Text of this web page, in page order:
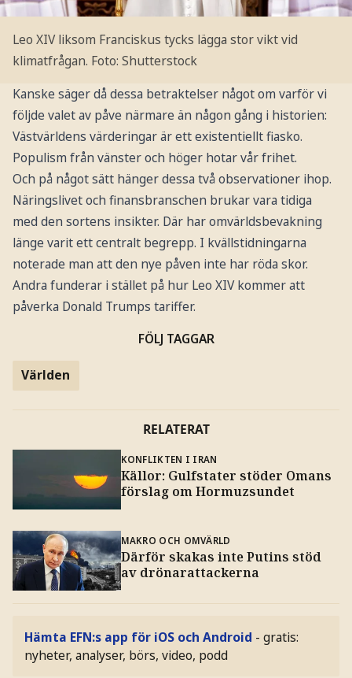
Leo XIV liksom Franciskus tycks lägga stor vikt vid
klimatfrågan. Foto: Shutterstock
Kanske säger då dessa betraktelser något om varför vi
följde valet av påve närmare än någon gång i historien:
Västvärldens värderingar är ett existentiellt fiasko.
Populism från vänster och höger hotar vår frihet.
Och på något sätt hänger dessa två observationer ihop.
Näringslivet och finansbranschen brukar vara tidiga
med den sortens insikter. Där har omvärldsbevakning
länge varit ett centralt begrepp. I kvällstidningarna
noterade man att den nye påven inte har röda skor.
Andra funderar i stället på hur Leo XIV kommer att
påverka Donald Trumps tariffer.
FÖLJ TAGGAR
Världen
RELATERAT
KONFLIKTEN I IRAN
Källor: Gulfstater stöder Omans
förslag om Hormuzsundet
MAKRO OCH OMVÄRLD
Därför skakas inte Putins stöd
av drönarattackerna
Hämta EFN:s app för iOS och Android - gratis:
nyheter, analyser, börs, video, podd